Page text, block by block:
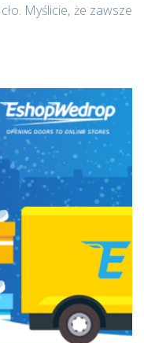
Myślicie, że zawsze